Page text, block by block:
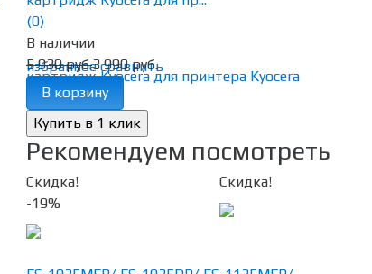
избранное сравнить
(0)
В наличии
5 930 руб.3 990 руб.
В корзину
Рекомендуем посмотреть
Скидка!
-19%
Скидка!